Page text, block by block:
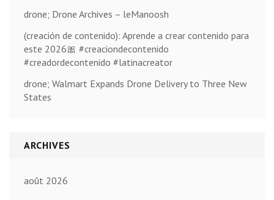
drone; Drone Archives – leManoosh
(creación de contenido): Aprende a crear contenido para
este 2026🎀 #creaciondecontenido
#creadordecontenido #latinacreator
drone; Walmart Expands Drone Delivery to Three New
States
ARCHIVES
août 2026